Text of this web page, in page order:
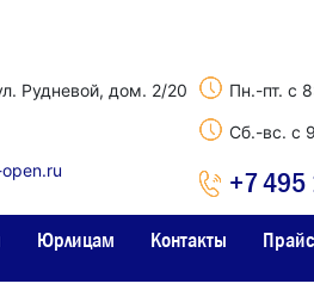
Рудневой, дом. 2/20 Пн.-пт. с
Сб.-вс. с
+7 495
Юрлицам Контакты Прайс